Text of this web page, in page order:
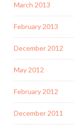
March 2013
February 2013
December 2012
May 2012
February 2012
December 2011